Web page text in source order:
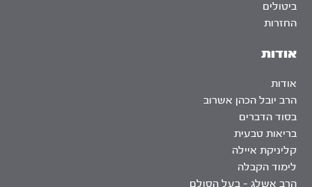
אודות
אודות
הרב יובל הכהן אשרוב
בסוד הדברים
בריאות טבעית
קליניקת איילה
לימוד הקבלה
הרב אשלג – בעל הסולם
ביטולים
החזרות